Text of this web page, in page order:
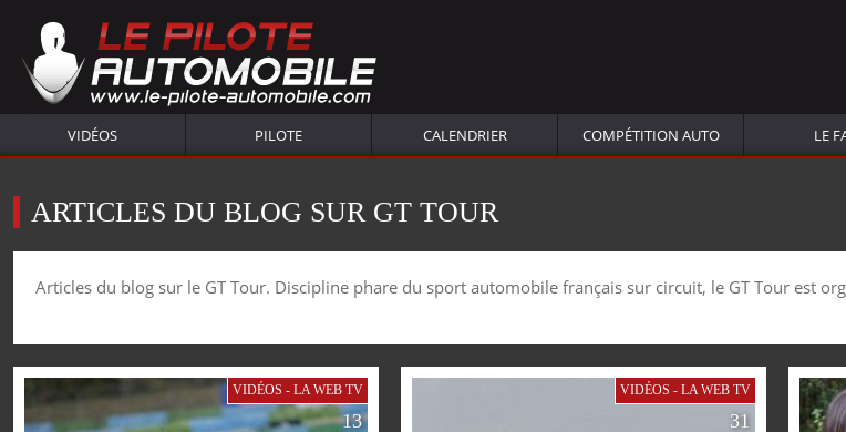
VIDÉOS PILOTE CALENDRIER COMPÉTITION AUTO LE
ARTICLES DU BLOG SUR GT TOUR
Articles du blog sur le GT Tour. Discipline phare du sport automobile français sur circuit, le GT Tour est
VIDÉOS - LA WEB TV
13
VIDÉOS - LA WEB TV
31